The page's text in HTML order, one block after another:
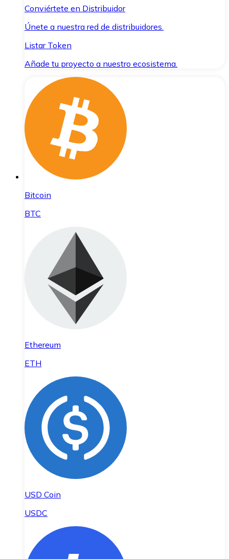
Conviértete en Distribuidor
Únete a nuestra red de distribuidores.
Listar Token
Añade tu proyecto a nuestro ecosistema.
Bitcoin
BTC
Ethereum
ETH
USD Coin
USDC